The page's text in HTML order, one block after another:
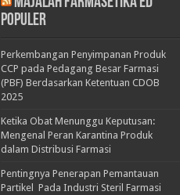
Populer
Perkembangan Penyimpanan Produk
CCP pada Pedagang Besar Farmasi
(PBF) Berdasarkan Ketentuan CDOB
2025
Ketika Obat Menunggu Keputusan:
Mengenal Peran Karantina Produk
dalam Distribusi Farmasi
Pentingnya Penerapan Pemantauan
Partikel Pada Industri Steril Farmasi